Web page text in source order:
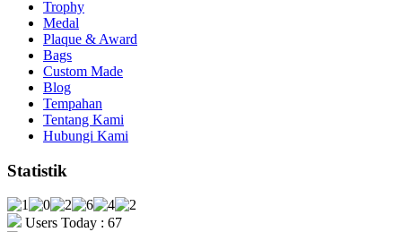
Trophy
Medal
Plaque & Award
Bags
Custom Made
Blog
Tempahan
Tentang Kami
Hubungi Kami
Statistik
Users Today : 67